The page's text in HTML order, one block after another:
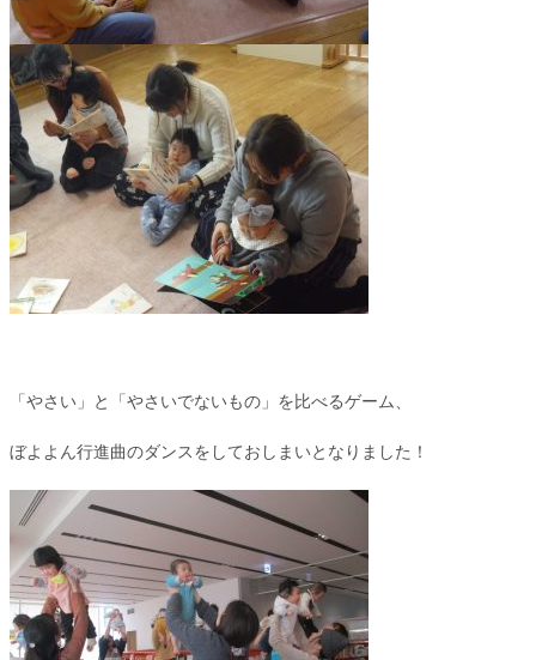
「やさい」と「やさいでないもの」を比べるゲーム、
ぼよよん行進曲のダンスをしておしまいとなりました！